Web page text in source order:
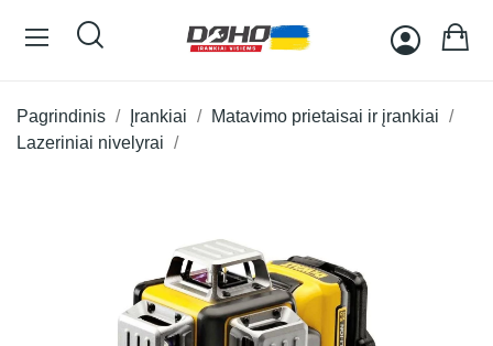
Pagrindinis Įrankiai
Matavimo prietaisai ir įrankiai
Lazeriniai nivelyrai